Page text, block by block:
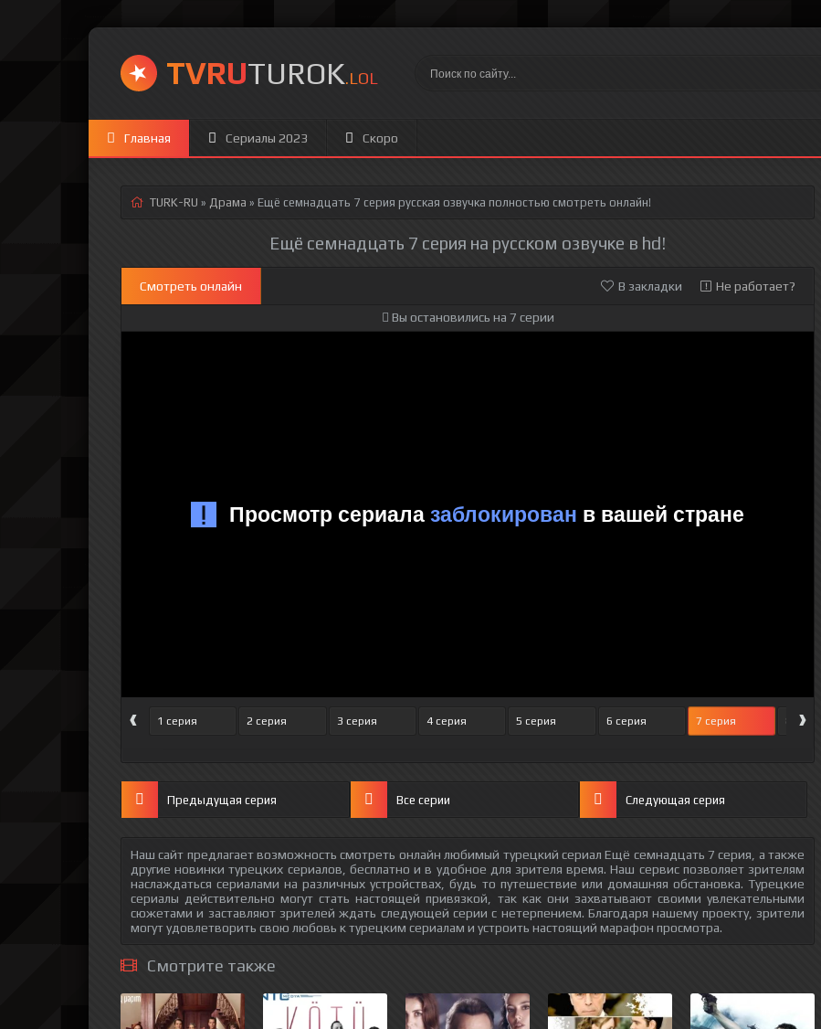
TVRUTUROK.LOL
Главная Сериалы 2023 Скоро
TURK-RU » Драма » Ещё семнадцать 7 серия русская озвучка полностью смотреть онлайн!
Ещё семнадцать 7 серия на русском озвучке в hd!
Смотреть онлайн В закладки Не работает?
Вы остановились на 7 серии
‹ 1 серия 2 серия 3 серия 4 серия 5 серия 6 серия 7 серия 8 серия
›
Предыдущая серия Все серии Следующая серия
Наш сайт предлагает возможность смотреть онлайн любимый турецкий сериал Ещё семнадцать 7 серия, а также
другие новинки турецких сериалов, бесплатно и в удобное для зрителя время. Наш сервис позволяет зрителям
наслаждаться сериалами на различных устройствах, будь то путешествие или домашняя обстановка. Турецкие
сериалы действительно могут стать настоящей привязкой, так как они захватывают своими увлекательными
сюжетами и заставляют зрителей ждать следующей серии с нетерпением. Благодаря нашему проекту, зрители
могут удовлетворить свою любовь к турецким сериалам и устроить настоящий марафон просмотра.
Смотрите также